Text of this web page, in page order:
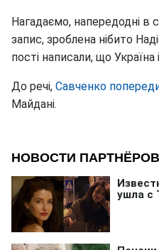
Нагадаємо, напередодні в
запис, зроблена нібито
пості написали, що Україна
До речі, Савченко
Майдані.